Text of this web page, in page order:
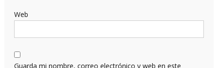
Web
Guarda mi nombre, correo electrónico y web en este